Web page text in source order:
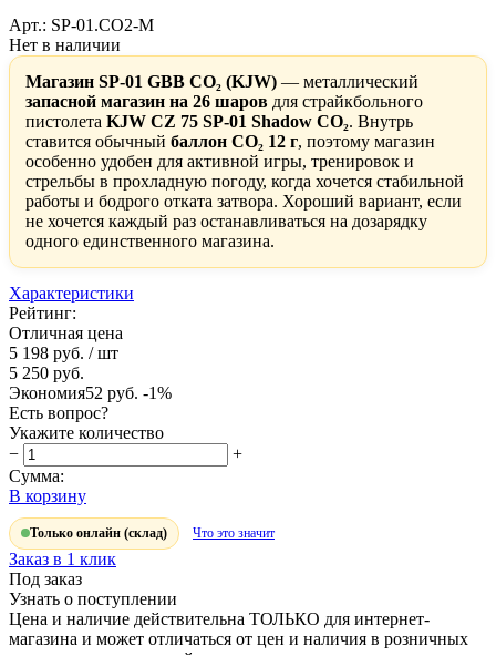
Арт.: SP-01.CO2-M
Нет в наличии
Магазин SP-01 GBB CO₂ (KJW) — металлический
запасной магазин на 26 шаров для страйкбольного
пистолета KJW CZ 75 SP-01 Shadow CO₂. Внутрь
ставится обычный баллон CO₂ 12 г, поэтому магазин
особенно удобен для активной игры, тренировок и
стрельбы в прохладную погоду, когда хочется стабильной
работы и бодрого отката затвора. Хороший вариант, если
не хочется каждый раз останавливаться на дозарядку
одного единственного магазина.
Характеристики
Рейтинг:
Отличная цена
5 198 руб. / шт
5 250 руб.
Экономия52 руб. -1%
Есть вопрос?
Укажите количество
−
+
Сумма:
В корзину
Только онлайн (склад) Что это значит
Заказ в 1 клик
Под заказ
Узнать о поступлении
Цена и наличие действительна ТОЛЬКО для интернет-
магазина и может отличаться от цен и наличия в розничных